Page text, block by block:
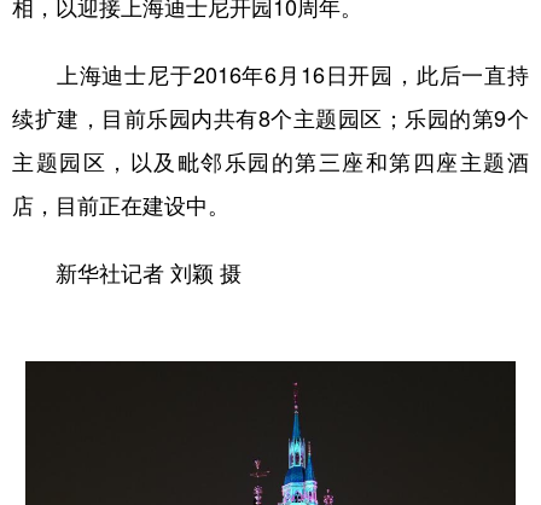
上海迪士尼于2016年6月16日开园，此后一直持
续扩建，目前乐园内共有8个主题园区；乐园的第9个
主题园区，以及毗邻乐园的第三座和第四座主题酒
店，目前正在建设中。
新华社记者 刘颖 摄